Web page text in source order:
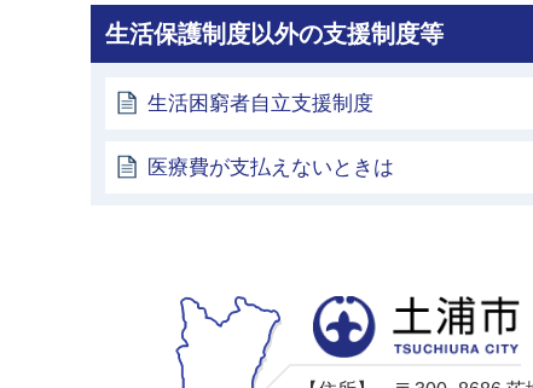
生活保護制度以外の支援制度等
生活困窮者自立支援制度
医療費が支払えないときは